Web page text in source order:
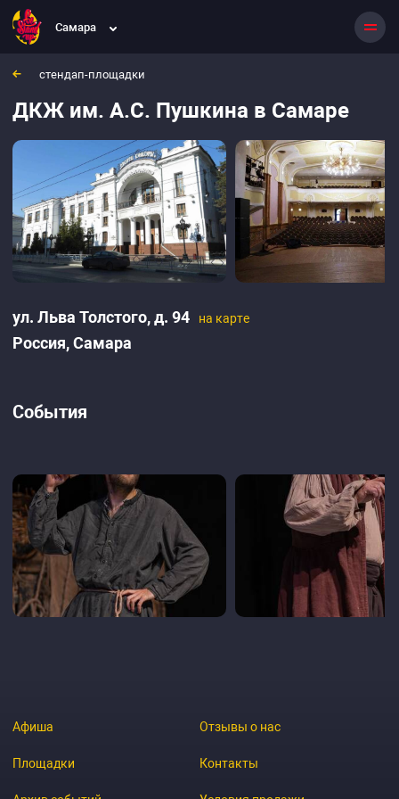
ДКЖ им. А.С. Пушкина
Самара, Россия
ул. Льва Толстого, д. 94
Самара
стендап-площадки
ДКЖ им. А.С. Пушкина в Самаре
ул. Льва Толстого, д. 94 на карте
Россия,Самара
События
Афиша
Площадки
Отзывы о нас
Контакты